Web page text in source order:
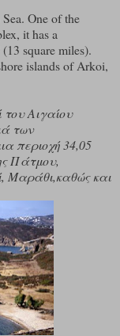
One of the
it has a
square miles).
islands of Arkoi,
του Αιγαίου
των
περιοχή 34,05
Πάτμου,
Μαράθι,καθώς και